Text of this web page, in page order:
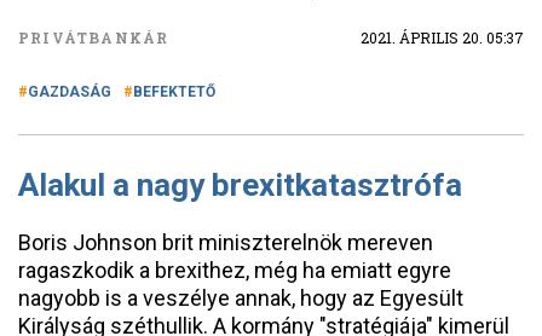
PRIVÁTBANKÁR 2021. ÁPRILIS 20. 05:37
GAZDASÁG BEFEKTETŐ
Alakul a nagy brexitkatasztrófa
Boris Johnson brit miniszterelnök mereven
ragaszkodik a brexithez, még ha emiatt egyre
nagyobb is a veszélye annak, hogy az Egyesült
Királyság széthullik. A kormány "stratégiája" kimerül